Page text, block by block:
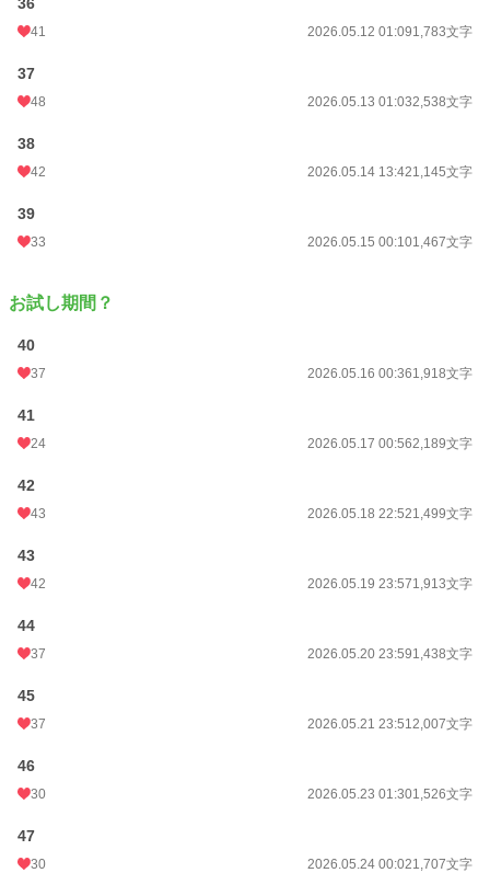
41 2026.05.12 01:091,783文字
37
48 2026.05.13 01:032,538文字
38
42 2026.05.14 13:421,145文字
39
33 2026.05.15 00:101,467文字
お試し期間？
40
37 2026.05.16 00:361,918文字
41
24 2026.05.17 00:562,189文字
42
43 2026.05.18 22:521,499文字
43
42 2026.05.19 23:571,913文字
44
37 2026.05.20 23:591,438文字
45
37 2026.05.21 23:512,007文字
46
30 2026.05.23 01:301,526文字
47
30 2026.05.24 00:021,707文字